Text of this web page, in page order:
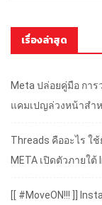
เรื่องล่าสุด
Meta ปล่อยคู่มือ กา
แคมเปญล่วงหน้าสำ
Threads คืออะไร ใ
META เปิดตัวภายใต้
[[ #MoveON!!! ]]